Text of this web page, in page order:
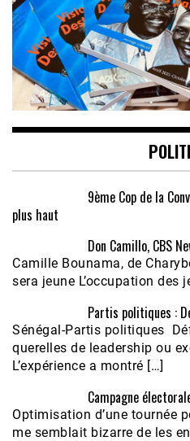
9ème Cop de la
plus haut
Don Camillo, CBS
Camille Bounama, de
sera jeune L’occupation des
Partis politiques :
Sénégal-Partis politiques
querelles de leadership ou
L’expérience a montré […]
Campagne
Optimisation d’une tournée
me semblait bizarre de les